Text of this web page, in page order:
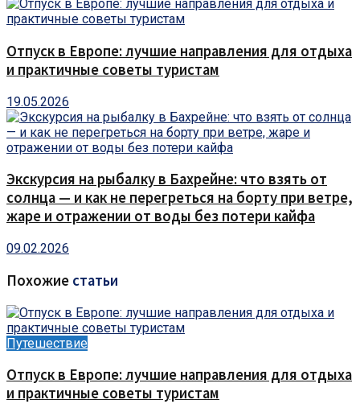
Отпуск в Европе: лучшие направления для отдыха
и практичные советы туристам
19.05.2026
Экскурсия на рыбалку в Бахрейне: что взять от
солнца — и как не перегреться на борту при ветре,
жаре и отражении от воды без потери кайфа
09.02.2026
Похожие статьи
Путешествие
Отпуск в Европе: лучшие направления для отдыха
и практичные советы туристам